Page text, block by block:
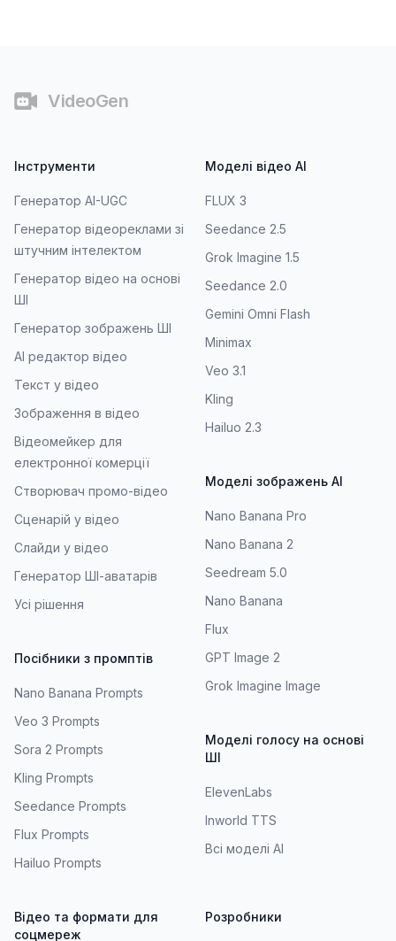
VideoGen
Інструменти
Генератор AI-UGC
Генератор відеореклами зі
штучним інтелектом
Генератор відео на основі
ШІ
Генератор зображень ШІ
AI редактор відео
Текст у відео
Зображення в відео
Відеомейкер для
електронної комерції
Створювач промо-відео
Сценарій у відео
Слайди у відео
Генератор ШІ-аватарів
Усі рішення
Посібники з промптів
Nano Banana Prompts
Veo 3 Prompts
Sora 2 Prompts
Kling Prompts
Seedance Prompts
Flux Prompts
Hailuo Prompts
Моделі відео AI
FLUX 3
Seedance 2.5
Grok Imagine 1.5
Seedance 2.0
Gemini Omni Flash
Minimax
Veo 3.1
Kling
Hailuo 2.3
Моделі зображень AI
Nano Banana Pro
Nano Banana 2
Seedream 5.0
Nano Banana
Flux
GPT Image 2
Grok Imagine Image
Моделі голосу на основі
ШІ
ElevenLabs
Inworld TTS
Всі моделі AI
Відео та формати для
соцмереж
Розробники